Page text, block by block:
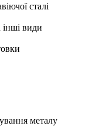
сталі
види
металу